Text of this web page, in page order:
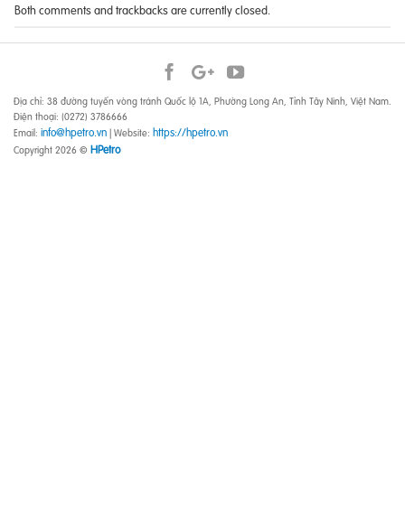
Both comments and trackbacks are currently closed.
Địa chỉ: 38 đường tuyến vòng tránh Quốc lộ 1A, Phường Long An, Tỉnh Tây Ninh, Việt Nam.
Điện thoại: (0272) 3786666
Email: info@hpetro.vn | Website: https://hpetro.vn
Copyright 2026 © HPetro